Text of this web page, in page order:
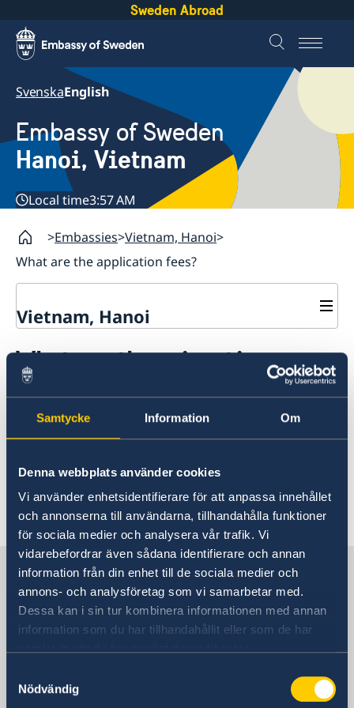
Samtycke Information Om
Denna webbplats använder cookies
Vi använder enhetsidentifierare för att anpassa innehållet
och annonserna till användarna, tillhandahålla funktioner
för sociala medier och analysera vår trafik. Vi
vidarebefordrar även sådana identifierare och annan
information från din enhet till de sociala medier och
annons- och analysföretag som vi samarbetar med.
Dessa kan i sin tur kombinera informationen med annan
information som du har tillhandahållit eller som de har
Nödvändig
Sweden Abroad
SvenskaEnglish
Embassy of Sweden
Hanoi, Vietnam
Local time3:57 AM
Embassies Vietnam, Hanoi
What are the application fees?
Vietnam, Hanoi
About us
GDPR - Data protection policy
Current
News
What are the migration
application fees?
Application fees.
Last updated 29 Mar 2023, 3.54 PM
Sweden in Vietnam, Hanoi
Embassy
Visiting address
360 Kim Ma Street